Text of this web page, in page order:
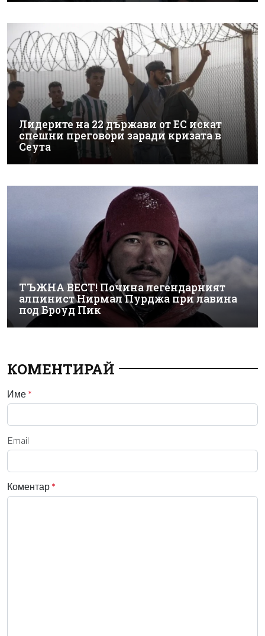
Лидерите на 22 държави от ЕС искат
спешни преговори заради кризата в
Сеута
ТЪЖНА ВЕСТ! Почина легендарният
алпинист Нирмал Пурджа при лавина
под Броуд Пик
КОМЕНТИРАЙ
Име *
Email
Коментар *